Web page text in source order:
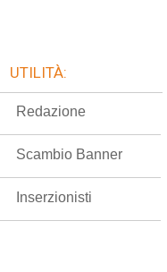
UTILITÀ:
Redazione
Scambio Banner
Inserzionisti